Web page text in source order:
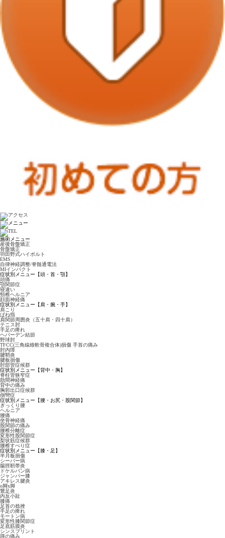
施術メニュー
産後骨盤矯正
骨盤矯正
羽田野式ハイボルト
EMS
自律神経調整/脊髄通電法
MIインパクト
症状別メニュー【頭・首・顎】
頭痛
顎関節症
寝違い
頸椎ヘルニア
顔面神経痛
症状別メニュー【肩・腕・手】
肩こり
ばね指
肩関節周囲炎（五十肩・四十肩）
テニス肘
手足の痺れ
ヘバーデン結節
野球肘
TFCC(三角線維軟骨複合体)損傷 手首の痛み
肘内障
腱鞘炎
腱板損傷
肘部管症候群
症状別メニュー【背中・胸】
脊柱管狭窄症
肋間神経痛
背中の痛み
胸郭出口症候群
側彎症
症状別メニュー【腰・お尻・股関節】
ぎっくり腰
ヘルニア
腰痛
坐骨神経痛
股関節の痛み
腰椎分離症
変形性股関節症
梨状筋症候群
腰椎すべり症
症状別メニュー【膝・足】
半月板損傷
シーバー病
腸脛靭帯炎
ドケルバン病
ジャンパー膝
アキレス腱炎
o脚x脚
鵞足炎
内反小趾
膝痛
足首の捻挫
手足の痺れ
モートン病
変形性膝関節症
足底筋膜炎
シンスプリント
踵の痛み